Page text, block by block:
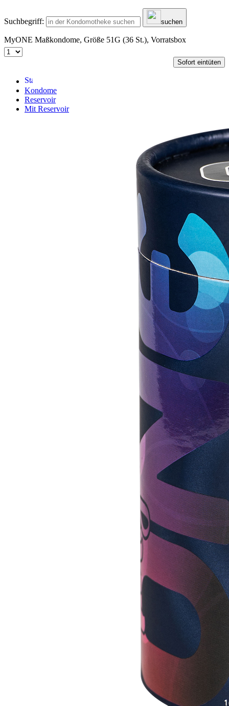
Suchbegriff: suchen
MyONE Maßkondome, Größe 51G (36 St.), Vorratsbox
Sofort eintüten
Kondome
Reservoir
Mit Reservoir